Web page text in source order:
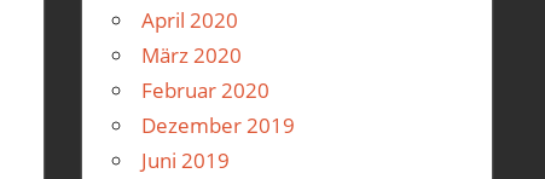
April 2020
März 2020
Februar 2020
Dezember 2019
Juni 2019